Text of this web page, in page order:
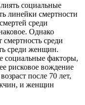
социальные
линейки смертности
среди
Однако
среди
среди женщин.
социальные факторы,
рисковое вождение
после 70 лет,
и женщин